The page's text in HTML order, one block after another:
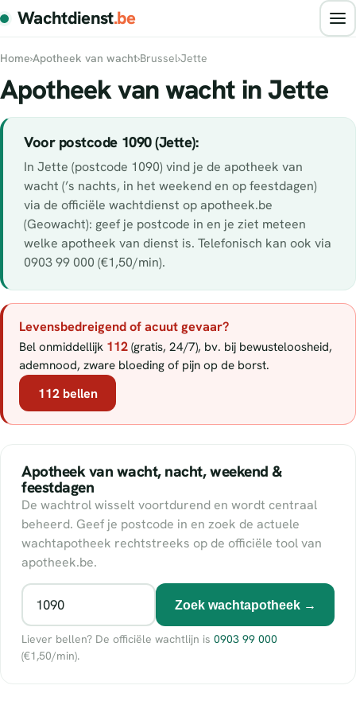
Wachtdienst.be
Home›Apotheek van wacht›Brussel›Jette
Apotheek van wacht in Jette
Voor postcode 1090 (Jette):
In Jette (postcode 1090) vind je de apotheek van
wacht (’s nachts, in het weekend en op feestdagen)
via de officiële wachtdienst op apotheek.be
(Geowacht): geef je postcode in en je ziet meteen
welke apotheek van dienst is. Telefonisch kan ook via
0903 99 000 (€1,50/min).
Levensbedreigend of acuut gevaar?
Bel onmiddellijk 112 (gratis, 24/7), bv. bij bewusteloosheid,
ademnood, zware bloeding of pijn op de borst.
112 bellen
Apotheek van wacht, nacht, weekend &
feestdagen
De wachtrol wisselt voortdurend en wordt centraal
beheerd. Geef je postcode in en zoek de actuele
wachtapotheek rechtstreeks op de officiële tool van
apotheek.be.
Zoek wachtapotheek →
Liever bellen? De officiële wachtlijn is 0903 99 000
(€1,50/min).